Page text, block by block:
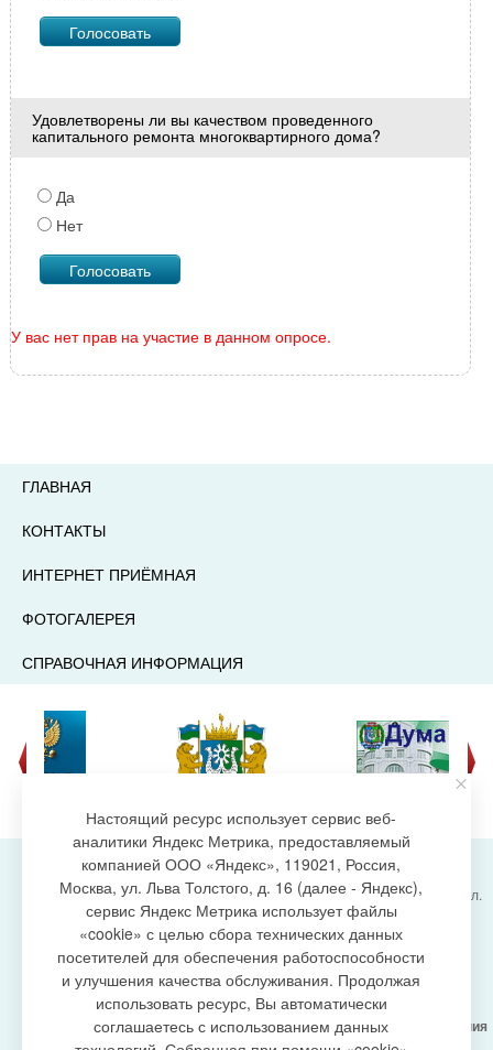
Удовлетворены ли вы качеством проведенного
капитального ремонта многоквартирного дома?
Да
Нет
У вас нет прав на участие в данном опросе.
ГЛАВНАЯ
КОНТАКТЫ
ИНТЕРНЕТ ПРИЁМНАЯ
ФОТОГАЛЕРЕЯ
СПРАВОЧНАЯ ИНФОРМАЦИЯ
создание сайта
Администрация городского поселения Излучинск, ул.
Энергетиков, 6, пгт. Излучинск, Нижневартовский
район,
Ханты-Мансийский автономный округ-Югра
(Тюменская область), 628634
Сетевое изданиеhttps://www.gp-izluchinsk.ru
16+
Учредитель -Администрация городского поселения
Излучинск
Настоящий ресурс использует сервис веб-
аналитики Яндекс Метрика, предоставляемый
компанией ООО «Яндекс», 119021, Россия,
Москва, ул. Льва Толстого, д. 16 (далее - Яндекс),
сервис Яндекс Метрика использует файлы
«cookie» с целью сбора технических данных
посетителей для обеспечения работоспособности
и улучшения качества обслуживания. Продолжая
использовать ресурс, Вы автоматически
соглашаетесь с использованием данных